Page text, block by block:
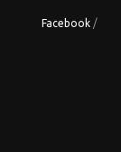
Facebook /